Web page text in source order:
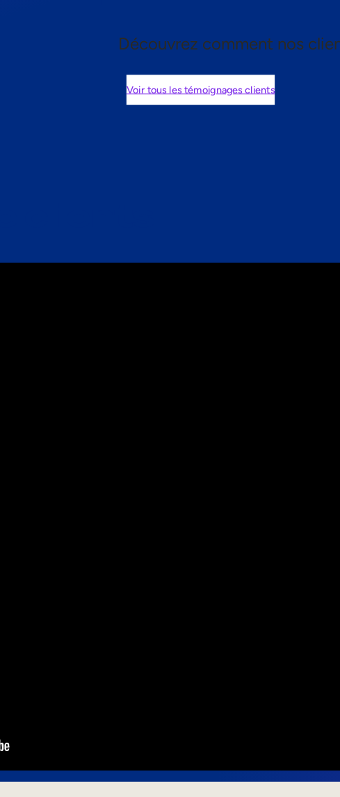
Découvrez comment nos
Voir tous les témoignages clients